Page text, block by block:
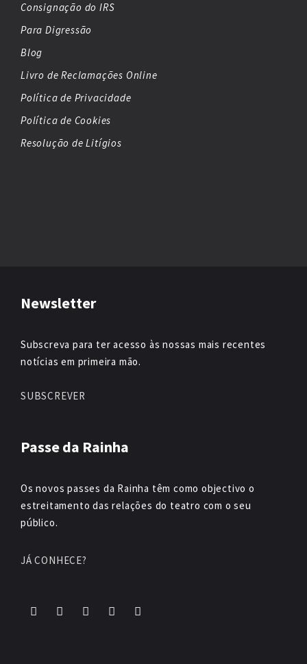
Consignação do IRS
Para Digressão
Blog
Livro de Reclamações Online
Política de Privacidade
Política de Cookies
Resolução de Litígios
Newsletter
Subscreva para ter acesso às nossas mais recentes
notícias em primeira mão.
SUBSCREVER
Passe da Rainha
Os novos passes da Rainha têm como objectivo o
estreitamento das relações do teatro com o seu
público.
JÁ CONHECE?